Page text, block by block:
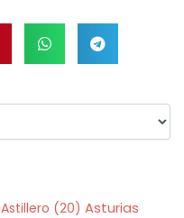
Astillero (20) Asturias